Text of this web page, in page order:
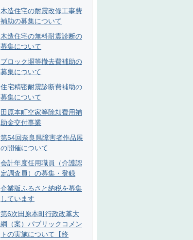
木造住宅の耐震改修工事費
補助の募集について
木造住宅の無料耐震診断の
募集について
ブロック塀等撤去費補助の
募集について
住宅精密耐震診断費補助の
募集について
田原本町空家等除却費用補
助金交付事業
第54回奈良県障害者作品展
の開催について
会計年度任用職員（介護認
定調査員）の募集・登録
企業版ふるさと納税を募集
しています
第6次田原本町行政改革大
綱（案）パブリックコメン
トの実施について【終